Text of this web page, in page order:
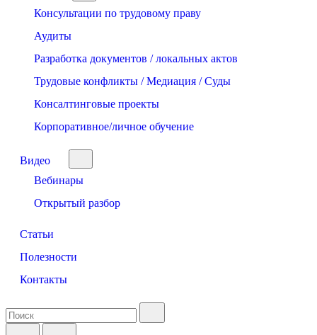
Консультации по трудовому праву
Аудиты
Разработка документов / локальных актов
Трудовые конфликты / Медиация / Суды
Консалтинговые проекты
Корпоративное/личное обучение
Видео
Вебинары
Открытый разбор
Статьи
Полезности
Контакты